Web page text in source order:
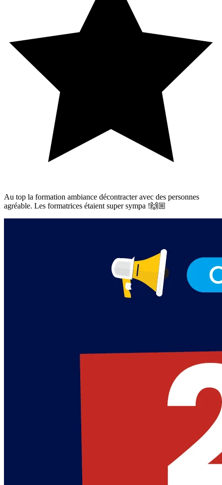
Au top la formation ambiance décontracter avec des personnes
agréable. Les formatrices étaient super sympa !🙌🏼